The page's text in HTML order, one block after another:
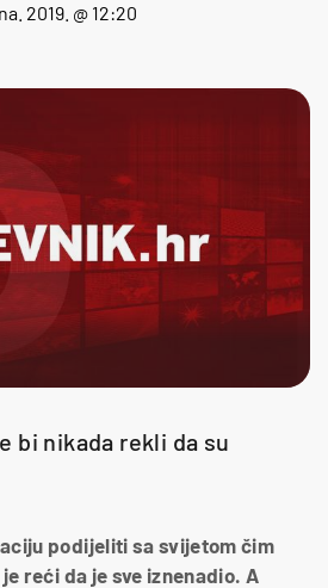
2019. @ 12:20
bi nikada rekli da su
podijeliti sa svijetom čim
reći da je sve iznenadio. A